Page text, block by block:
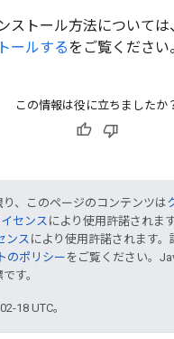
ストール方法については
ールするをご覧ください
この情報は役に立ちましたか
、このページのコンテンツは
センス により使用許諾されま
ンス により使用許諾されます。
のポリシー をご覧ください。
す。
18 UTC。